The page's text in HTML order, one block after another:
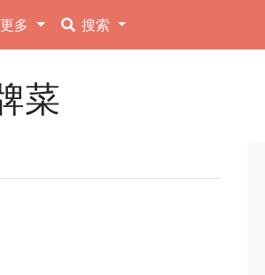
更多 搜索
菜